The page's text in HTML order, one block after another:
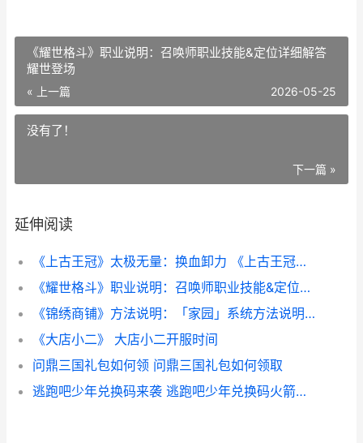
《耀世格斗》职业说明：召唤师职业技能&定位详细解答
耀世登场
« 上一篇 2026-05-25
没有了！
下一篇 »
延伸阅读
《上古王冠》太极无量：换血卸力 《上古王冠》太后是谁
《耀世格斗》职业说明：召唤师职业技能&定位详细解答 耀世登场
《锦绣商铺》方法说明：「家园」系统方法说明 锦绣商业中心售楼处
《大店小二》 大店小二开服时间
问鼎三国礼包如何领 问鼎三国礼包如何领取
逃跑吧少年兑换码来袭 逃跑吧少年兑换码火箭筒碎片